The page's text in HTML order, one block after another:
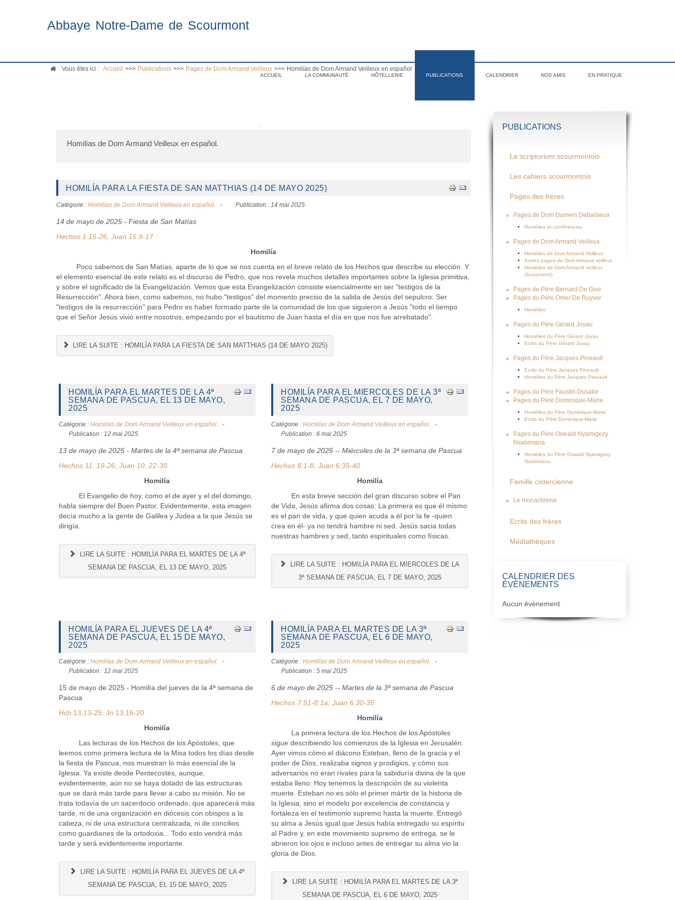
Abbaye Notre-Dame de Scourmont
ACCUEIL LA COMMUNAUTÉ HÔTELLERIE PUBLICATIONS CALENDRIER NOS AMIS EN PRATIQUE
Vous êtes ici : Accueil >>> Publications >>> Pages de Dom Armand Veilleux >>> Homilías de Dom Armand Veilleux en español
Homilías de Dom Armand Veilleux en español.
HOMILÍA PARA LA FIESTA DE SAN MATTHIAS (14 DE MAYO 2025)
Catégorie : Homilías de Dom Armand Veilleux en español. Publication : 14 mai 2025
14 de mayo de 2025 - Fiesta de San Matías
Hechos 1:15-26; Juan 15:9-17
Homilía
Poco sabemos de San Matías, aparte de lo que se nos cuenta en el breve relato de los Hechos que describe su elección. Y
el elemento esencial de este relato es el discurso de Pedro, que nos revela muchos detalles importantes sobre la Iglesia primitiva,
y sobre el significado de la Evangelización. Vemos que esta Evangelización consiste esencialmente en ser "testigos de la
Resurrección". Ahora bien, como sabemos, no hubo "testigos" del momento preciso de la salida de Jesús del sepulcro. Ser
"testigos de la resurrección" para Pedro es haber formado parte de la comunidad de los que siguieron a Jesús "todo el tiempo
que el Señor Jesús vivió entre nosotros, empezando por el bautismo de Juan hasta el día en que nos fue arrebatado".
LIRE LA SUITE : HOMILÍA PARA LA FIESTA DE SAN MATTHIAS (14 DE MAYO 2025)
HOMILÍA PARA EL MARTES DE LA 4ª
SEMANA DE PASCUA, EL 13 DE MAYO,
2025
Catégorie : Homilías de Dom Armand Veilleux en español.
Publication : 12 mai 2025
13 de mayo de 2025 - Martes de la 4ª semana de Pascua
Hechos 11, 19-26; Juan 10, 22-30
Homilía
El Evangelio de hoy, como el de ayer y el del domingo,
habla siempre del Buen Pastor. Evidentemente, esta imagen
decía mucho a la gente de Galilea y Judea a la que Jesús se
dirigía.
LIRE LA SUITE : HOMILÍA PARA EL MARTES DE LA 4ª
SEMANA DE PASCUA, EL 13 DE MAYO, 2025
HOMILÍA PARA EL MIERCOLES DE LA 3ª
SEMANA DE PASCUA, EL 7 DE MAYO,
2025
Catégorie :Homilías de Dom Armand Veilleux en español.
Publication : 6 mai 2025
7 de mayo de 2025 -- Miércoles de la 3ª semana de Pascua
Hechos 8:1-8; Juan 6:35-40
Homilía
En esta breve sección del gran discurso sobre el Pan
de Vida, Jesús afirma dos cosas: La primera es que él mismo
es el pan de vida, y que quien acuda a él por la fe -quien
crea en él- ya no tendrá hambre ni sed. Jesús sacia todas
nuestras hambres y sed, tanto espirituales como físicas.
LIRE LA SUITE : HOMILÍA PARA EL MIERCOLES DE LA
3ª SEMANA DE PASCUA, EL 7 DE MAYO, 2025
HOMILÍA PARA EL JUEVES DE LA 4ª
SEMANA DE PASCUA, EL 15 DE MAYO,
2025
Catégorie : Homilías de Dom Armand Veilleux en español.
Publication : 12 mai 2025
15 de mayo de 2025 - Homilía del jueves de la 4ª semana de
Pascua
Hch 13,13-25; Jn 13,16-20
Homilía
Las lecturas de los Hechos de los Apóstoles, que
leemos como primera lectura de la Misa todos los días desde
la fiesta de Pascua, nos muestran lo más esencial de la
Iglesia. Ya existe desde Pentecostés, aunque,
evidentemente, aún no se haya dotado de las estructuras
que se dará más tarde para llevar a cabo su misión. No se
trata todavía de un sacerdocio ordenado, que aparecerá más
tarde, ni de una organización en diócesis con obispos a la
cabeza, ni de una estructura centralizada, ni de concilios
como guardianes de la ortodoxia... Todo esto vendrá más
tarde y será evidentemente importante.
LIRE LA SUITE : HOMILÍA PARA EL JUEVES DE LA 4ª
SEMANA DE PASCUA, EL 15 DE MAYO, 2025
HOMILÍA PARA EL MARTES DE LA 3ª
SEMANA DE PASCUA, EL 6 DE MAYO,
2025
Catégorie :Homilías de Dom Armand Veilleux en español.
Publication : 5 mai 2025
6 de mayo de 2025 -- Martes de la 3ª semana de Pascua
Hechos 7:51-8:1a; Juan 6:30-35
Homilía
La primera lectura de los Hechos de los Apóstoles
sigue describiendo los comienzos de la Iglesia en Jerusalén.
Ayer vimos cómo el diácono Esteban, lleno de la gracia y el
poder de Dios, realizaba signos y prodigios, y cómo sus
adversarios no eran rivales para la sabiduría divina de la que
estaba lleno. Hoy tenemos la descripción de su violenta
muerte. Esteban no es sólo el primer mártir de la historia de
la Iglesia, sino el modelo por excelencia de constancia y
fortaleza en el testimonio supremo hasta la muerte. Entregó
su alma a Jesús igual que Jesús había entregado su espíritu
al Padre y, en este movimiento supremo de entrega, se le
abrieron los ojos e incluso antes de entregar su alma vio la
gloria de Dios.
LIRE LA SUITE : HOMILÍA PARA EL MARTES DE LA 3ª
SEMANA DE PASCUA, EL 6 DE MAYO, 2025
PUBLICATIONS
Le scriptorium scourmontois
Les cahiers scourmontois
Pages des frères
Pages de Dom Damien Debaisieux
Homélies et conférences
Pages de Dom Armand Veilleux
Homélies de Dom Armand Veilleux
Autres pages de Dom Armand veilleux
Homélies de Dom Armand veilleux
(Scourmont)
Pages de Père Bernard De Give
Pages du Père Omer De Ruyver
Homélies
Pages du Père Gérard Joyau
Homélies du Père Gérard Joyau
Ecrits du Père Gérard Joyau
Pages du Père Jacques Pineault
Ecrits du Père Jacques Pineault
Homélies du Père Jacques Pineault
Pages du Père Faustin Dusabe
Pages du Père Dominique-Marie
Homélies du Père Dominique-Marie
Ecrits du Père Dominique-Marie
Pages du Père Oswald Nyamigezy
Nsabimana
Homélies du Père Oswald Nyamigezy
Nsabimana
Famille cistercienne
Le monachisme
Ecrits des frères
Médiathèques
CALENDRIER DES
ÉVÈNEMENTS
Aucun évènement